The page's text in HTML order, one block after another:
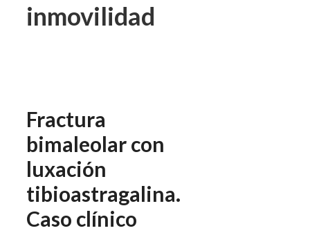
inmovilidad
Fractura
bimaleolar con
luxación
tibioastragalina.
Caso clínico